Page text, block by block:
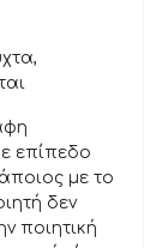
επίπεδο
με το
δεν
ποιητική